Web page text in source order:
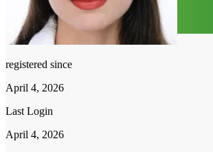
registered since
April 4, 2026
Last Login
April 4, 2026